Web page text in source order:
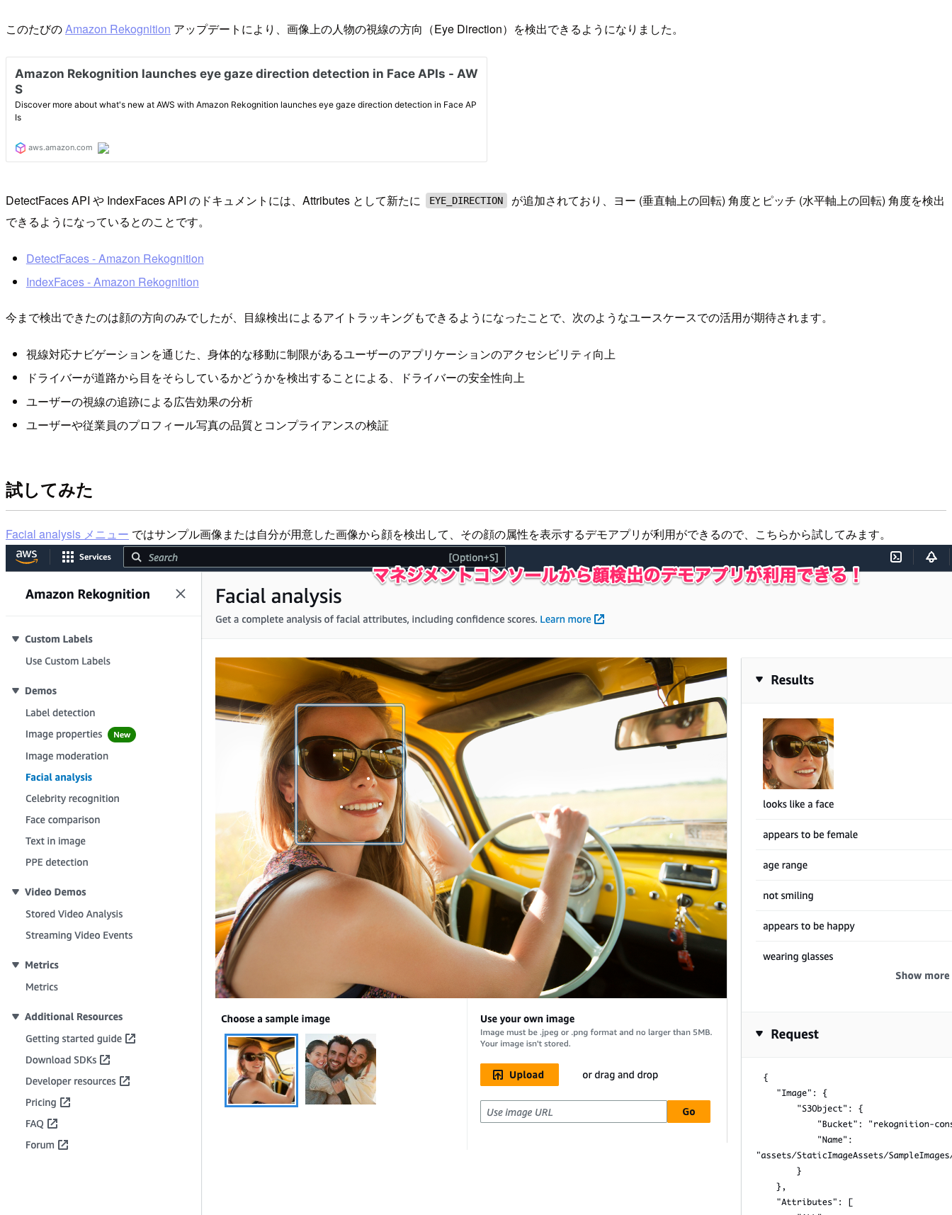
このたびのAmazon Rekognition アップデートにより、画像上の人物の視線の方向（Eye Direction）を検出できるようになりました。
DetectFaces API や IndexFaces API のドキュメントには、Attributes として新たに EYE_DIRECTION
が追加されており、ヨー (垂直軸上の回転) 角度とピッチ (水平軸上の回転) 角度を検出
できるようになっているとのことです。
DetectFaces - Amazon Rekognition
IndexFaces - Amazon Rekognition
今まで検出できたのは顔の方向のみでしたが、目線検出によるアイトラッキングもできるようになったことで、次のようなユースケースでの活用が期待されます。
視線対応ナビゲーションを通じた、身体的な移動に制限があるユーザーのアプリケーションのアクセシビリティ向上
ドライバーが道路から目をそらしているかどうかを検出することによる、ドライバーの安全性向上
ユーザーの視線の追跡による広告効果の分析
ユーザーや従業員のプロフィール写真の品質とコンプライアンスの検証
試してみた
Facial analysis メニュー ではサンプル画像または自分が用意した画像から顔を検出して、その顔の属性を表示するデモアプリが利用ができるので、こちらから試してみます。